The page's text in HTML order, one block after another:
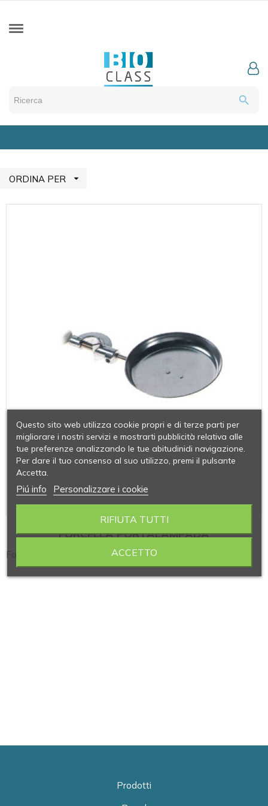
search
ORDINA PER 
FORCELLA PORTALAMPADA
Forcella portalampada con piattello
Prodotti
Questo sito web utilizza cookie propri e di terze parti per
migliorare i nostri servizi e mostrarti pubblicità relativa alle
tue preferenze analizzando le tue abitudinidi navigazione.
Per dare il tuo consenso al suo utilizzo, premi il pulsante
Accetta.
Piú info Personalizzare i cookie
RIFIUTA TUTTI
ACCETTO